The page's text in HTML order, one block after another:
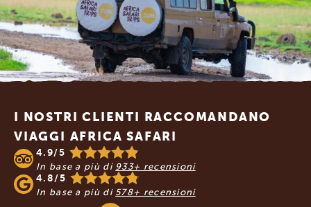
Footer
I NOSTRI CLIENTI RACCOMANDANO
VIAGGI AFRICA SAFARI
4.9/5
In base a più di 933+ recensioni
4.8/5
In base a più di 578+ recensioni